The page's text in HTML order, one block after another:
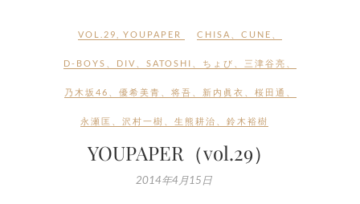
VOL.29 YOUPAPER CHISA CUNE
D-BOYS DIV SATOSHI ちょび 三津谷亮
乃木坂46 優希美青 将吾 新内眞衣 桜田通
永瀬匡 沢村一樹 生熊耕治 鈴木裕樹
YOUPAPER（vol.29）
2014年4月15日